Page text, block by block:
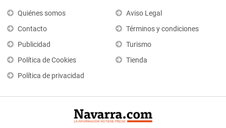
Quiénes somos
Contacto
Publicidad
Política de Cookies
Política de privacidad
Aviso Legal
Términos y condiciones
Turismo
Tienda